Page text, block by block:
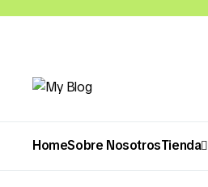
HomeSobre NosotrosTienda